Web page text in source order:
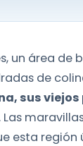
un área
de
sus
. Las
esta